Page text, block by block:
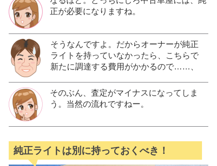
正が必要になりますね。
そうなんですよ。だからオーナーが純正
ライトを持っていなかったら、こちらで
新たに調達する費用がかかるので……、
そのぶん、査定がマイナスになってしま
う。当然の流れですねー。
純正ライトは別に持っておくべき！